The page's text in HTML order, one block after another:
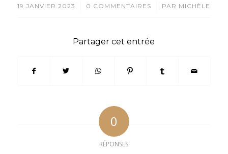
19 JANVIER 2023
/ 0 COMMENTAIRES
/ PAR MICHÈLE
Partager cet entrée
0
RÉPONSES